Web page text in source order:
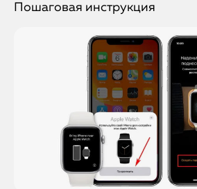
Пошаговая инструкция